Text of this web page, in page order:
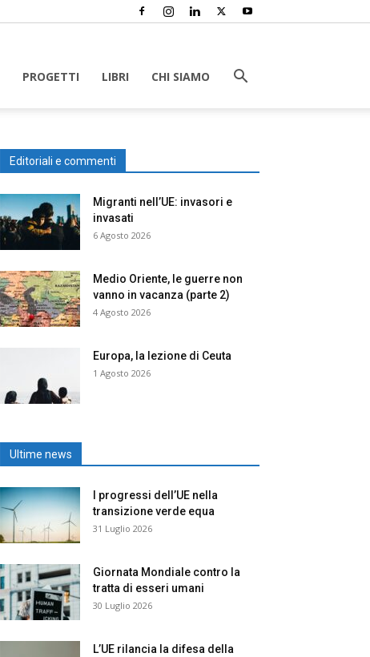
PROGETTI LIBRI CHI SIAMO
Editoriali e commenti
Migranti nell’UE: invasori e
invasati
6 Agosto 2026
Medio Oriente, le guerre non
vanno in vacanza (parte 2)
4 Agosto 2026
Europa, la lezione di Ceuta
1 Agosto 2026
Ultime news
I progressi dell’UE nella
transizione verde equa
31 Luglio 2026
Giornata Mondiale contro la
tratta di esseri umani
30 Luglio 2026
L’UE rilancia la difesa della